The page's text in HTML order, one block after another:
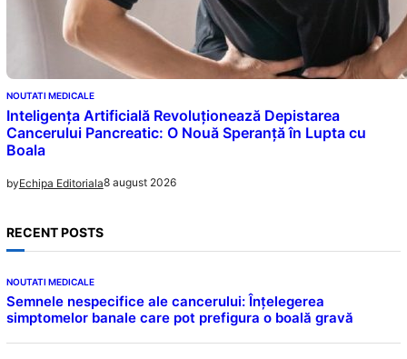
NOUTATI MEDICALE
Inteligența Artificială Revoluționează Depistarea
Cancerului Pancreatic: O Nouă Speranță în Lupta cu
Boala
byEchipa Editoriala8 august 2026
RECENT POSTS
NOUTATI MEDICALE
Semnele nespecifice ale cancerului: Înțelegerea
simptomelor banale care pot prefigura o boală gravă